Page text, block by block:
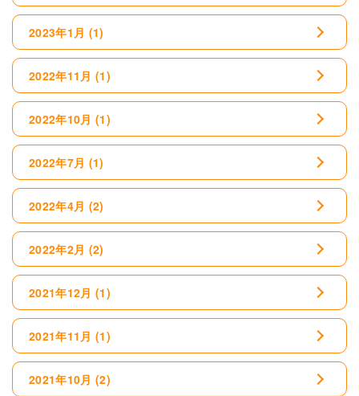
2023年1月 (1)
2022年11月 (1)
2022年10月 (1)
2022年7月 (1)
2022年4月 (2)
2022年2月 (2)
2021年12月 (1)
2021年11月 (1)
2021年10月 (2)